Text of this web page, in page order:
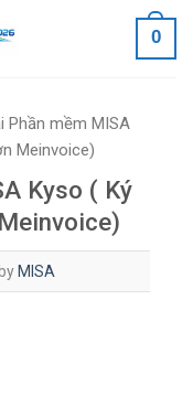
0
Phần mềm MISA
Meinvoice)
Kyso ( Ký
by MISA